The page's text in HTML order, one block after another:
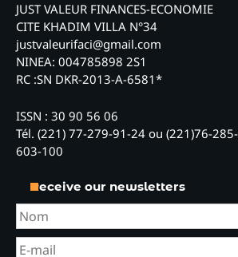
JUST VALEUR FINANCES-ECONOMIE
CITE KHADIM VILLA N°34
justvaleurifaci@gmail.com
NINEA: 004785898 2S1
RC :SN DKR-2013-A-6581*
ISSN : 30 90 56 06
Tél. (221) 77-279-91-24 ou (221)76-
603-100
Receive our newsletters